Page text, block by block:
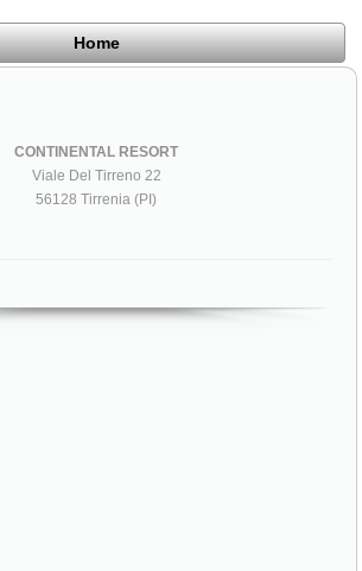
Home
CONTINENTAL RESORT
Viale Del Tirreno 22
56128 Tirrenia (PI)